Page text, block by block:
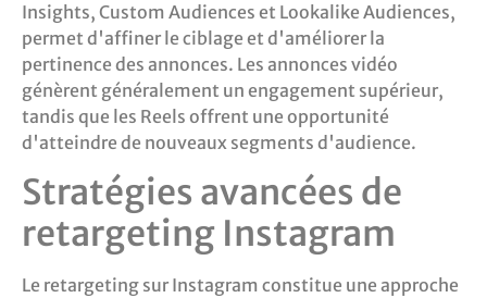
Insights, Custom Audiences et Lookalike Audiences,
permet d'affiner le ciblage et d'améliorer la
pertinence des annonces. Les annonces vidéo
génèrent généralement un engagement supérieur,
tandis que les Reels offrent une opportunité
d'atteindre de nouveaux segments d'audience.
Stratégies avancées de
retargeting Instagram
Le retargeting sur Instagram constitue une approche